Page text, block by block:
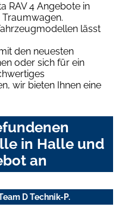
RAV 4 Angebote in
Traumwagen.
lässt
den neuesten
oder sich für ein
wir bieten Ihnen eine
in Halle und
an
D Technik-P.